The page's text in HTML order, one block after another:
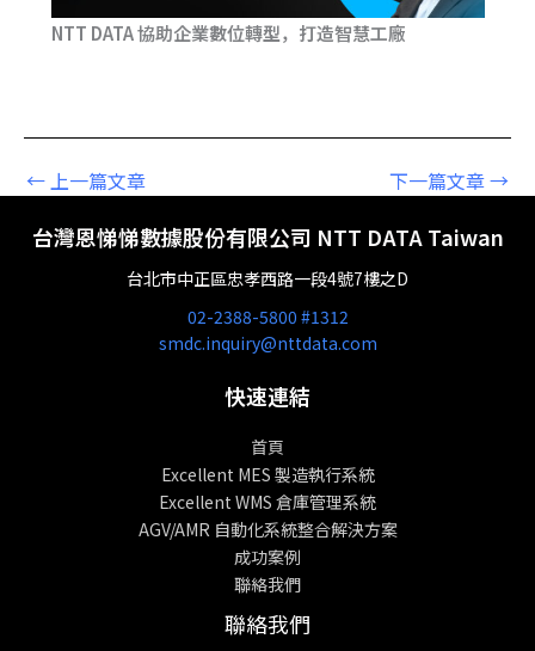
NTT DATA 協助企業數位轉型，打造智慧工廠
←上一篇文章 下一篇文章→
台灣恩悌悌數據股份有限公司 NTT DATA Taiwan
台北市中正區忠孝西路一段4號7樓之D
02-2388-5800 #1312
smdc.inquiry@nttdata.com
快速連結
首頁
Excellent MES 製造執行系統
Excellent WMS 倉庫管理系統
AGV/AMR 自動化系統整合解決方案
成功案例
聯絡我們
聯絡我們